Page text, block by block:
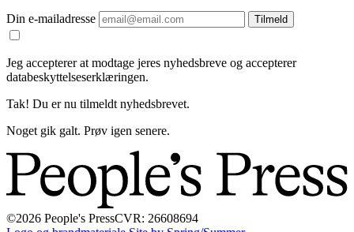
Din e-mailadresse Tilmeld
Jeg accepterer at modtage jeres nyhedsbreve og accepterer
databeskyttelseserklæringen.
Tak! Du er nu tilmeldt nyhedsbrevet.
Noget gik galt. Prøv igen senere.
©2026 People's PressCVR: 26608694